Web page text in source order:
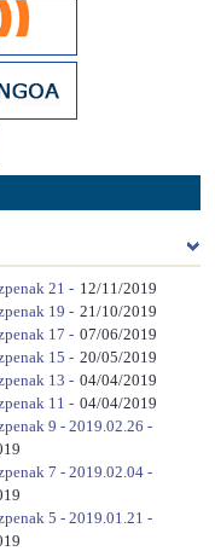
21 - 12/11/2019
19 - 21/10/2019
17 - 07/06/2019
15 - 20/05/2019
13 - 04/04/2019
11 - 04/04/2019
9 - 2019.02.26 -
7 - 2019.02.04 -
5 - 2019.01.21 -